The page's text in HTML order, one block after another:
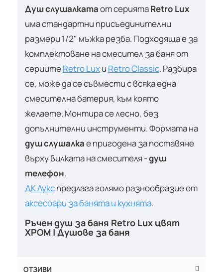
Душ слушалкатаот сериятаRetro Lux
има стандартни присъединителни
размери 1/2" мъжка резба. Подходяща е за
комплектоване на смесител за баня от
сериитеRetro Luxи Retro Classic. Разбира
се, може да се съвмести с всяка една
смесителна батерия, към която
желаете. Монтира се лесно, без
допълнителни инструменти. Формата на
душ слушалкае пригодена за поставяне
върху вилката на смесителя -душ
телефон.
ДК Лукспредлага голямо разнообразие от
аксесоари за банята и кухнята.
Ръчен душ за баня Retro Lux цвят
ХРОМ | Душове за баня
ОТЗИВИ